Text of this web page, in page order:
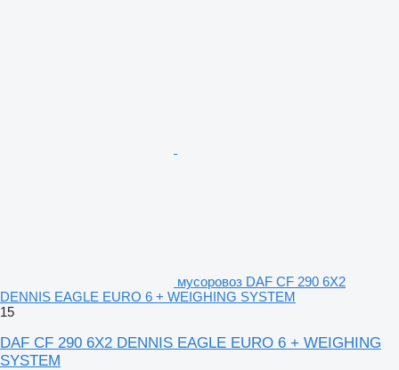
мусоровоз DAF CF 290 6X2
DENNIS EAGLE EURO 6 + WEIGHING SYSTEM
15
DAF CF 290 6X2 DENNIS EAGLE EURO 6 + WEIGHING
SYSTEM